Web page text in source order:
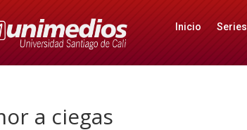
Inicio Series
a ciegas